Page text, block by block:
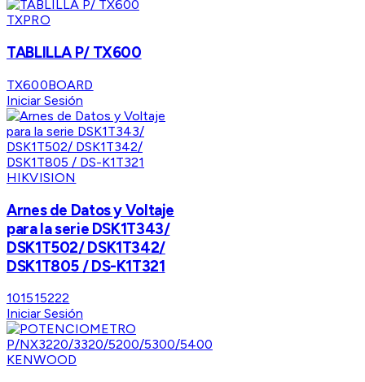
TXPRO
TABLILLA P/ TX600
TX600BOARD
Iniciar Sesión
HIKVISION
Arnes de Datos y Voltaje
para la serie DSK1T343/
DSK1T502/ DSK1T342/
DSK1T805 / DS-K1T321
101515222
Iniciar Sesión
KENWOOD